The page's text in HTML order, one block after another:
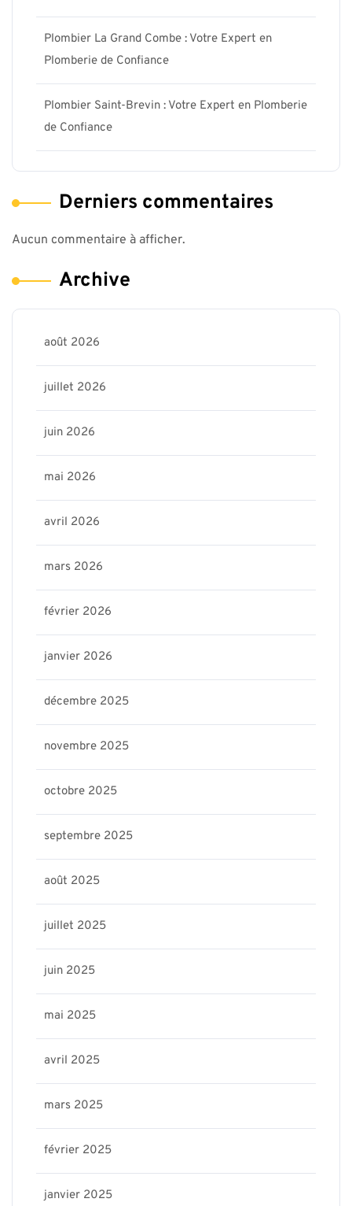
Plombier La Grand Combe : Votre Expert en
Plomberie de Confiance
Plombier Saint-Brevin : Votre Expert en Plomberie
de Confiance
Derniers commentaires
Aucun commentaire à afficher.
Archive
août 2026
juillet 2026
juin 2026
mai 2026
avril 2026
mars 2026
février 2026
janvier 2026
décembre 2025
novembre 2025
octobre 2025
septembre 2025
août 2025
juillet 2025
juin 2025
mai 2025
avril 2025
mars 2025
février 2025
janvier 2025